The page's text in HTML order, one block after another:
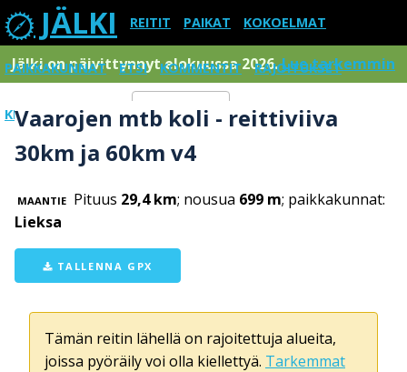
JÄLKI REITIT PAIKAT KOKOELMAT
PAIKKAKUNNAT ETSI KOMMENTIT RAJOITUKSET
KIRJAUDU SISÄÄN Menu
Jälki on päivittynnyt elokuussa 2026.Lue tarkemmin
Vaarojen mtb koli - reittiviiva
30km ja 60km v4
MAANTIE Pituus 29,4 km; nousua 699 m; paikkakunnat:
Lieksa
TALLENNA GPX
Tämän reitin lähellä on rajoitettuja alueita,
joissa pyöräily voi olla kiellettyä. Tarkemmat